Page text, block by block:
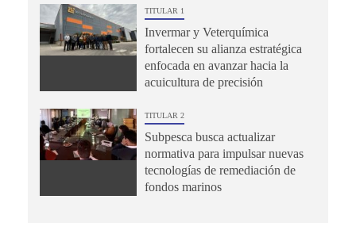
TITULAR 1
Invermar y Veterquímica
fortalecen su alianza estratégica
enfocada en avanzar hacia la
acuicultura de precisión
TITULAR 2
Subpesca busca actualizar
normativa para impulsar nuevas
tecnologías de remediación de
fondos marinos